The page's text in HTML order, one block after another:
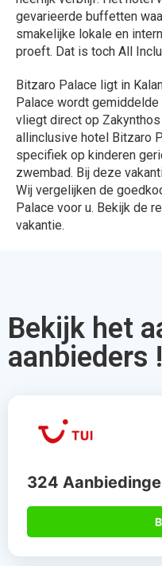
gevarieerde buffetten
smakelijke lokale en
proeft. Dat is toch All
Bitzaro Palace ligt in
Palace wordt
vliegt direct op Zakynthos
allinclusive hotel Bitzaro
specifiek op kinderen
zwembad. Bij deze
Wij vergelijken de
Palace voor u. Bekijk de
vakantie.
Bekijk het
aanbieders !
324